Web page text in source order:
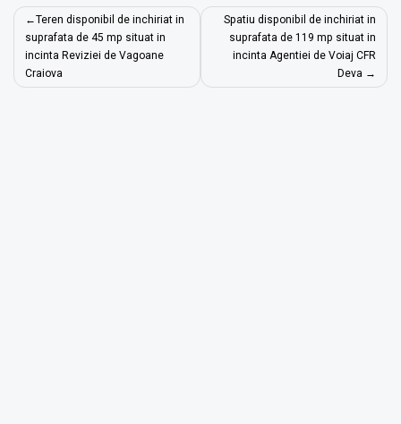
Navigare
în
articole
Teren disponibil de inchiriat in
suprafata de 45 mp situat in
incinta Reviziei de Vagoane
Craiova
Spatiu disponibil de inchiriat in
suprafata de 119 mp situat in
incinta Agentiei de Voiaj CFR
Deva